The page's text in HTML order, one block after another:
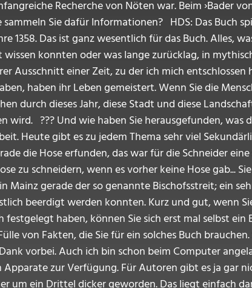
Recherche von Nöten war. Beim ›Bader
Sie dafür Informationen? HDS: Das Buch
Das ist ganz wesentlich für das Buch. Alles,
konnten oder was lange zurücklag, in
Ausschnitt einer Zeit, zu der ich mich entschlossen
haben ihr Leben gemeistert. Wenn Sie die
durch dieses Jahr, diese Stadt und diese
wird. ??? Und wie haben Sie herausgefunden, was
Heute gibt es zu jedem Thema sehr viel
die Hose erfunden, das war für die Schneider
zu schneidern, wenn es vorher keine Hose gab...
Mainz gerade der so genannte Bischofsstreit; ein
beerdigt werden konnten. Kurz und gut, wenn
haben, können Sie sich erst mal selbst ein
von Fakten, die Sie für ein solches Buch brauchen.
vorbei. Auch ich bin schon beim Computer
zur Verfügung. Für Autoren gibt es ja gar